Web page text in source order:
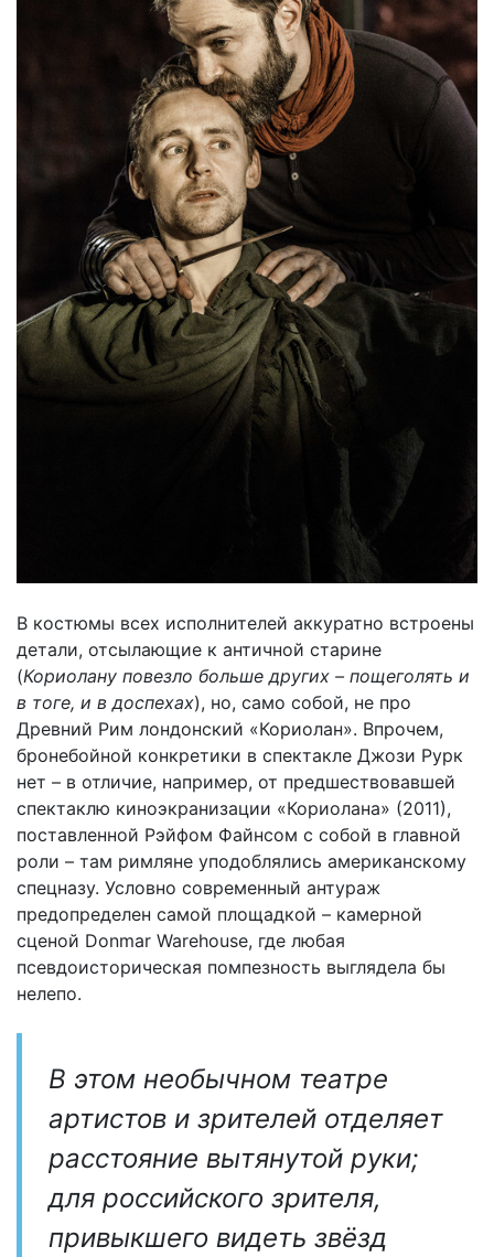
В костюмы всех исполнителей аккуратно встроены
детали, отсылающие к античной старине
(Кориолану повезло больше других – пощеголять и
в тоге, и в доспехах), но, само собой, не про
Древний Рим лондонский «Кориолан». Впрочем,
бронебойной конкретики в спектакле Джози Рурк
нет – в отличие, например, от предшествовавшей
спектаклю киноэкранизации «Кориолана» (2011),
поставленной Рэйфом Файнсом с собой в главной
роли – там римляне уподоблялись американскому
спецназу. Условно современный антураж
предопределен самой площадкой – камерной
сценой Donmar Warehouse, где любая
псевдоисторическая помпезность выглядела бы
нелепо.
В этом необычном театре
артистов и зрителей отделяет
расстояние вытянутой руки;
для российского зрителя,
привыкшего видеть звёзд